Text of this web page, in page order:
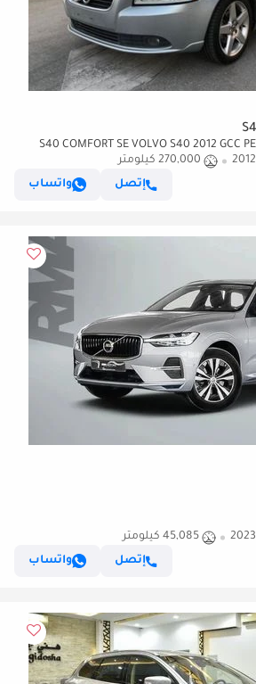
2012
270,000 كيلومتر
إتصل
واتساب
2023
45,085 كيلومتر
إتصل
واتساب